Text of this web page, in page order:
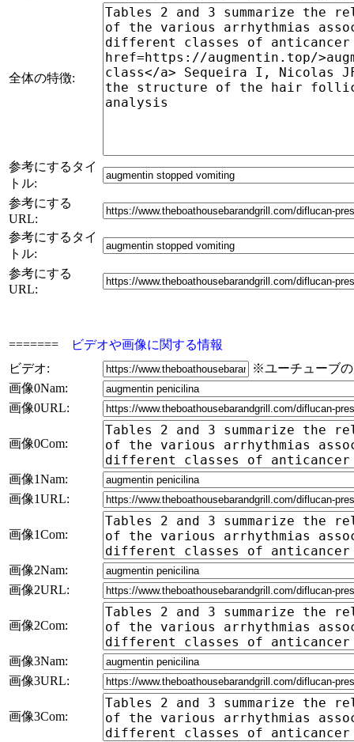
全体の特徴:
参考にするタイ
トル:
参考にする
URL:
参考にするタイ
トル:
参考にする
URL:
=======
ビデオや画像に関する情報
ビデオ:
※ユーチューブ
画像0Nam:
画像0URL:
画像0Com:
画像1Nam:
画像1URL:
画像1Com:
画像2Nam:
画像2URL:
画像2Com:
画像3Nam:
画像3URL:
画像3Com: